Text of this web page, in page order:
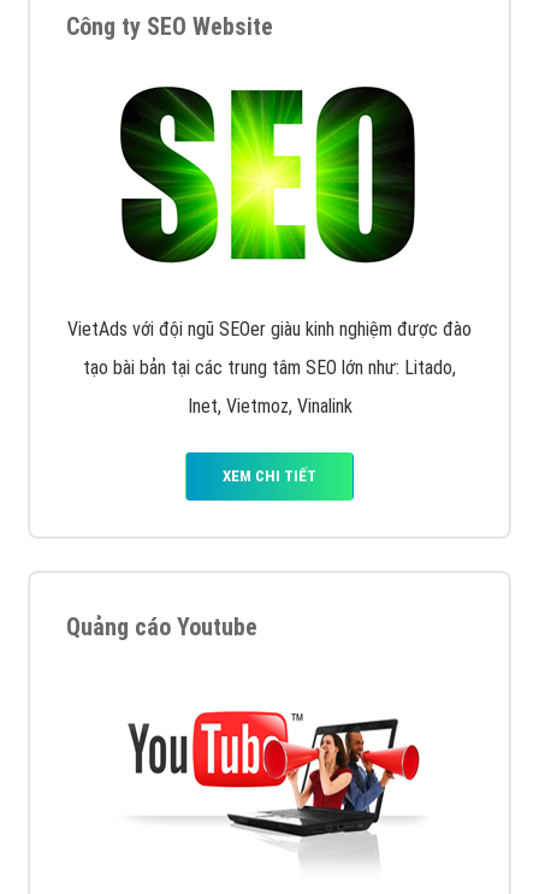
Công ty SEO Website
VietAds với đội ngũ SEOer giàu kinh nghiệm được đào
tạo bài bản tại các trung tâm SEO lớn như: Litado,
Inet, Vietmoz, Vinalink
XEM CHI TIẾT
Quảng cáo Youtube